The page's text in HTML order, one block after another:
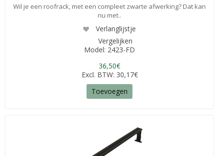
Wil je een roofrack, met een compleet zwarte afwerking? Dat kan
nu met..
Verlanglijstje
Vergelijken
Model: 2423-FD
36,50€
Excl. BTW: 30,17€
Toevoegen